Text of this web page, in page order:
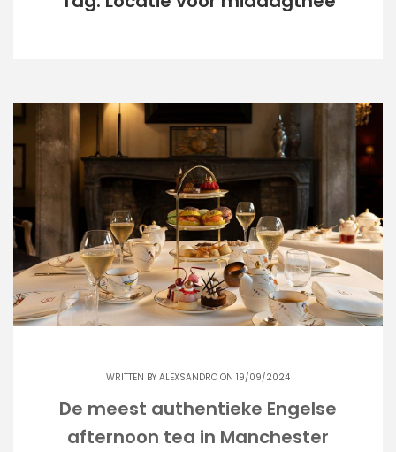
WRITTEN BY ALEXSANDRO ON 19/09/2024
De meest authentieke Engelse
afternoon tea in Manchester